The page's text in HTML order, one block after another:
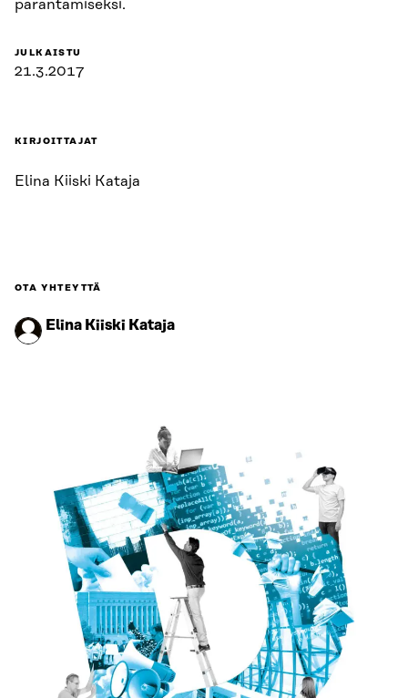
parantamiseksi.
JULKAISTU
21.3.2017
KIRJOITTAJAT
Elina Kiiski Kataja
OTA YHTEYTTÄ
Elina Kiiski Kataja